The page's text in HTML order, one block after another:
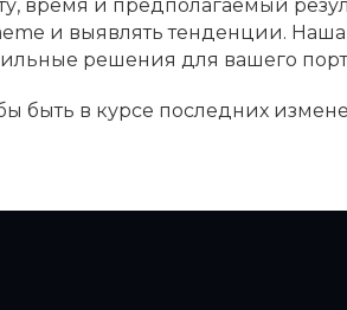
время и предполагаемый
и выявлять тенденции.
решения для вашего
быть в курсе последних